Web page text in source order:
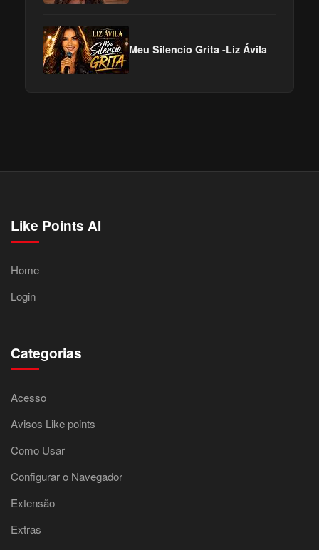
Meu Silencio Grita -Liz Ávila
Like Points AI
Home
Login
Categorias
Acesso
Avisos Like points
Como Usar
Configurar o Navegador
Extensão
Extras